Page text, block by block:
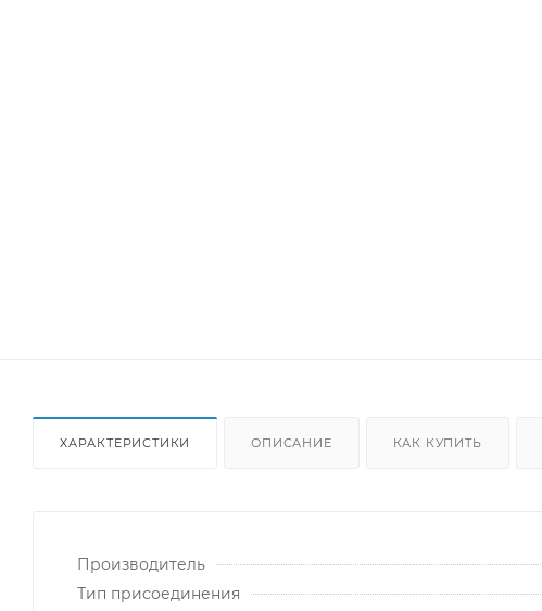
ХАРАКТЕРИСТИКИ ОПИСАНИЕ КАК КУПИТЬ
Производитель
Тип присоединения